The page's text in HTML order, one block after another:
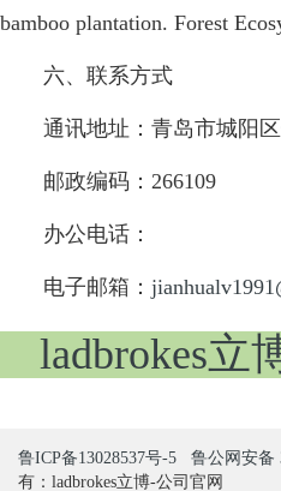
bamboo plantation. Forest
六、联系方式
通讯地址：青岛市城阳区
邮政编码：266109
办公电话：
电子邮箱：
ladbrokes立
鲁ICP备13028537号-5 鲁公网安备
有：ladbrokes立博-公司官网